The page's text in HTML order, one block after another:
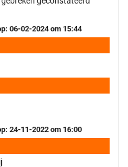
06-02-2024 om 15:44
24-11-2022 om 16:00